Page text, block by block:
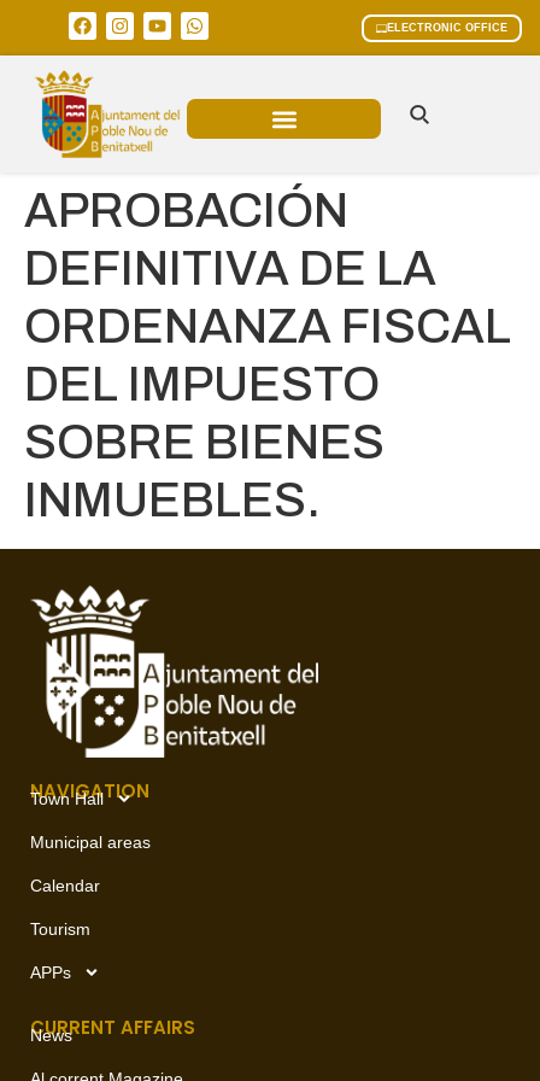
ELECTRONIC OFFICE
APROBACIÓN
DEFINITIVA DE LA
ORDENANZA FISCAL
DEL IMPUESTO
SOBRE BIENES
INMUEBLES.
NAVIGATION
Town Hall
Municipal areas
Calendar
Tourism
APPs
CURRENT AFFAIRS
News